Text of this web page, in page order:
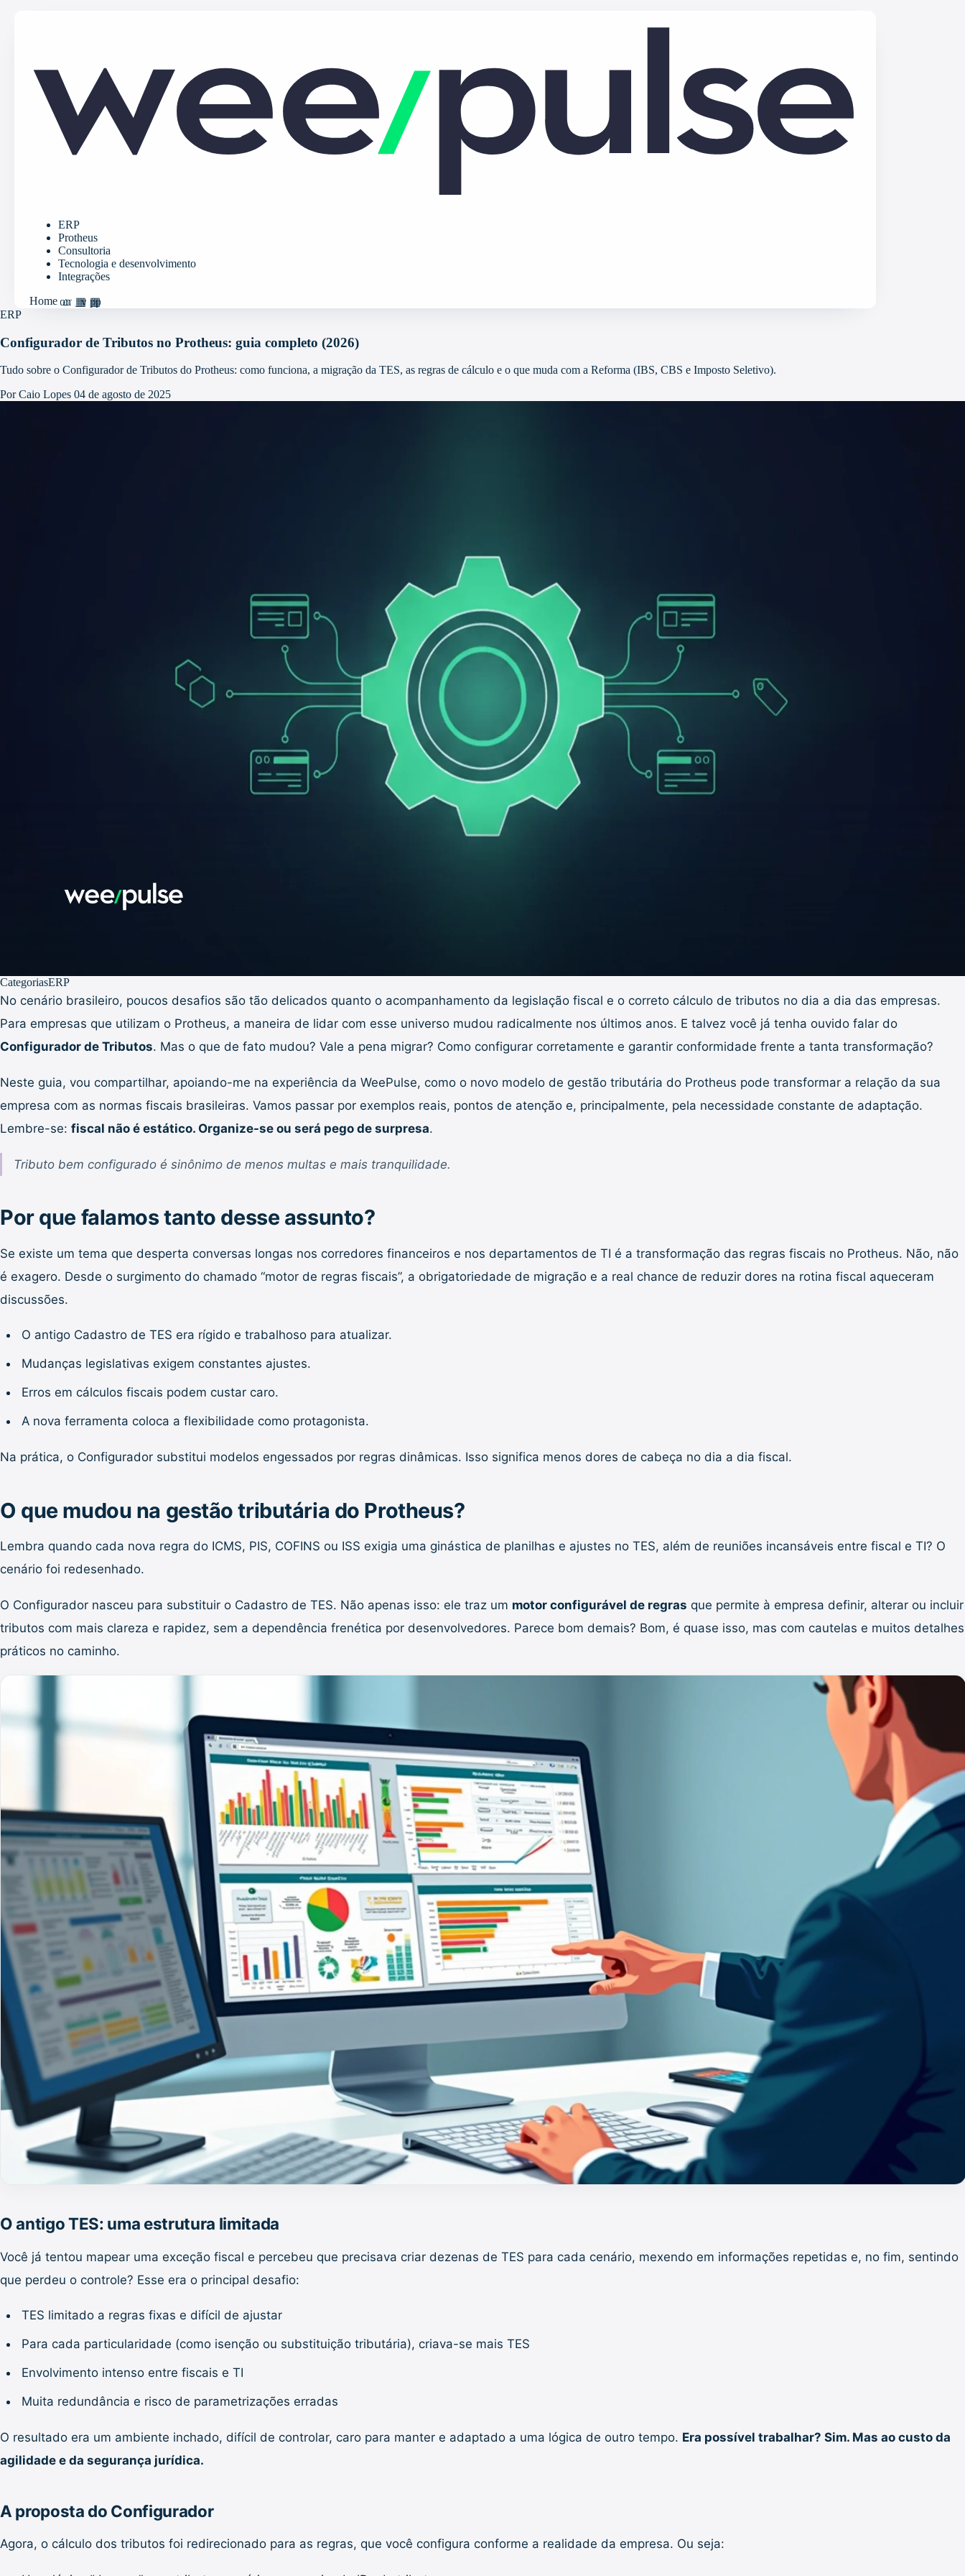
ERP
Protheus
Consultoria
Tecnologia e desenvolvimento
Integrações
Homehome
grid_view
apps
ERP
Configurador de Tributos no Protheus: guia completo (2026)
Tudo sobre o Configurador de Tributos do Protheus: como funciona, a migração da TES, as regras de cálculo e o que muda com a Reforma (IBS, CBS e Imposto Seletivo).
Por Caio Lopes 04 de agosto de 2025
CategoriasERP
No cenário brasileiro, poucos desafios são tão delicados quanto o acompanhamento da legislação fiscal e o correto cálculo de tributos no dia a dia das empresas.
Para empresas que utilizam o Protheus, a maneira de lidar com esse universo mudou radicalmente nos últimos anos. E talvez você já tenha ouvido falar do
Configurador de Tributos. Mas o que de fato mudou? Vale a pena migrar? Como configurar corretamente e garantir conformidade frente a tanta transformação?
Neste guia, vou compartilhar, apoiando-me na experiência da WeePulse, como o novo modelo de gestão tributária do Protheus pode transformar a relação da sua
empresa com as normas fiscais brasileiras. Vamos passar por exemplos reais, pontos de atenção e, principalmente, pela necessidade constante de adaptação.
Lembre-se: fiscal não é estático. Organize-se ou será pego de surpresa.
Tributo bem configurado é sinônimo de menos multas e mais tranquilidade.
Por que falamos tanto desse assunto?
Se existe um tema que desperta conversas longas nos corredores financeiros e nos departamentos de TI é a transformação das regras fiscais no Protheus. Não, não
é exagero. Desde o surgimento do chamado “motor de regras fiscais”, a obrigatoriedade de migração e a real chance de reduzir dores na rotina fiscal aqueceram
discussões.
O antigo Cadastro de TES era rígido e trabalhoso para atualizar.
Mudanças legislativas exigem constantes ajustes.
Erros em cálculos fiscais podem custar caro.
A nova ferramenta coloca a flexibilidade como protagonista.
Na prática, o Configurador substitui modelos engessados por regras dinâmicas. Isso significa menos dores de cabeça no dia a dia fiscal.
O que mudou na gestão tributária do Protheus?
Lembra quando cada nova regra do ICMS, PIS, COFINS ou ISS exigia uma ginástica de planilhas e ajustes no TES, além de reuniões incansáveis entre fiscal e TI? O
cenário foi redesenhado.
O Configurador nasceu para substituir o Cadastro de TES. Não apenas isso: ele traz um motor configurável de regras que permite à empresa definir, alterar ou incluir
tributos com mais clareza e rapidez, sem a dependência frenética por desenvolvedores. Parece bom demais? Bom, é quase isso, mas com cautelas e muitos detalhes
práticos no caminho.
O antigo TES: uma estrutura limitada
Você já tentou mapear uma exceção fiscal e percebeu que precisava criar dezenas de TES para cada cenário, mexendo em informações repetidas e, no fim, sentindo
que perdeu o controle? Esse era o principal desafio:
TES limitado a regras fixas e difícil de ajustar
Para cada particularidade (como isenção ou substituição tributária), criava-se mais TES
Envolvimento intenso entre fiscais e TI
Muita redundância e risco de parametrizações erradas
O resultado era um ambiente inchado, difícil de controlar, caro para manter e adaptado a uma lógica de outro tempo. Era possível trabalhar? Sim. Mas ao custo da
agilidade e da segurança jurídica.
A proposta do Configurador
Agora, o cálculo dos tributos foi redirecionado para as regras, que você configura conforme a realidade da empresa. Ou seja: